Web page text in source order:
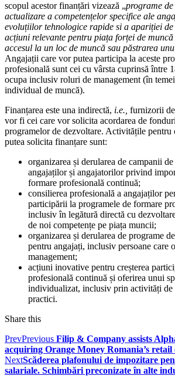
scopul acestor finanțări vizează „programe
actualizare a competențelor specifice ale
evoluțiilor tehnologice rapide si a apariției
acțiuni relevante pentru piața forței de
accesul la un loc de muncă sau păstrarea
Angajații care vor putea participa la aceste
profesională sunt cei cu vârsta cuprinsă între
ocupa inclusiv roluri de management (în
individual de muncă).
Finanțarea este una indirectă, i.e., furnizorii
vor fi cei care vor solicita acordarea de
programelor de dezvoltare. Activitățile
putea solicita finanțare sunt:
organizarea și derularea de campanii
angajaților și angajatorilor privind
formare profesională continuă;
consilierea profesională a angajaților
participării la programele de formare
inclusiv în legătură directă cu
de noi competențe pe piața muncii;
organizarea și derularea de programe
pentru angajați, inclusiv persoane care
management;
acțiuni inovative pentru creșterea
profesională continuă și oferirea unui
individualizat, inclusiv prin activități de
practici.
Share this
PrevPrevious Filip & Company assists
acquiring Orange Money Romania’s retail
NextScăderea plafonului de impozitare
salariale. Schimbări preconizate în alte